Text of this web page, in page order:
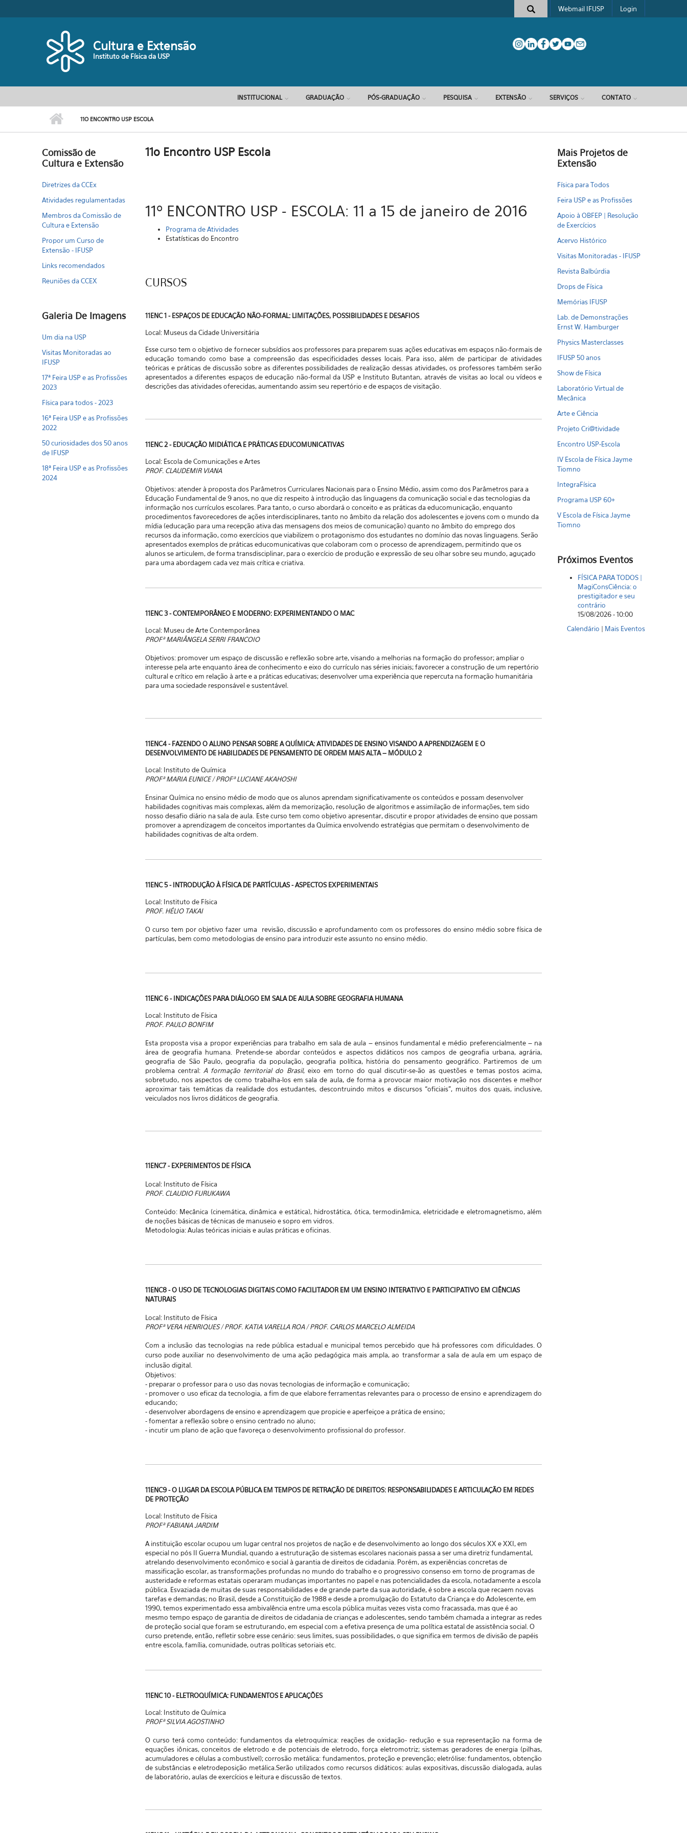
Formulário de busca
Webmail IFUSP Login
Cultura e Extensão
Instituto de Física da USP
INSTITUCIONAL GRADUAÇÃO PÓS-GRADUAÇÃO PESQUISA EXTENSÃO SERVIÇOS CONTATO
11O ENCONTRO USP ESCOLA
Comissão de
Cultura e Extensão
Diretrizes da CCEx
Atividades regulamentadas
Membros da Comissão de
Cultura e Extensão
Propor um Curso de
Extensão - IFUSP
Links recomendados
Reuniões da CCEX
Galeria De Imagens
Um dia na USP
Visitas Monitoradas ao
IFUSP
17ª Feira USP e as Profissões
2023
Física para todos - 2023
16ª Feira USP e as Profissões
2022
50 curiosidades dos 50 anos
de IFUSP
18ª Feira USP e as Profissões
2024
11o Encontro USP Escola
11º ENCONTRO USP - ESCOLA: 11 a 15 de janeiro de 2016
Programa de Atividades
Estatísticas do Encontro
CURSOS
11ENC 1 - ESPAÇOS DE EDUCAÇÃO NÃO-FORMAL: LIMITAÇÕES, POSSIBILIDADES E DESAFIOS
Local: Museus da Cidade Universitária
Esse curso tem o objetivo de fornecer subsídios aos professores para preparem suas ações educativas em espaços não-formais de
educação tomando como base a compreensão das especificidades desses locais. Para isso, além de participar de atividades
teóricas e práticas de discussão sobre as diferentes possibilidades de realização dessas atividades, os professores também serão
apresentados a diferentes espaços de educação não-formal da USP e Instituto Butantan, através de visitas ao local ou vídeos e
descrições das atividades oferecidas, aumentando assim seu repertório e de espaços de visitação.
11ENC 2 - EDUCAÇÃO MIDIÁTICA E PRÁTICAS EDUCOMUNICATIVAS
Local: Escola de Comunicações e Artes
PROF. CLAUDEMIR VIANA
Objetivos: atender à proposta dos Parâmetros Curriculares Nacionais para o Ensino Médio, assim como dos Parâmetros para a
Educação Fundamental de 9 anos, no que diz respeito à introdução das linguagens da comunicação social e das tecnologias da
informação nos currículos escolares. Para tanto, o curso abordará o conceito e as práticas da educomunicação, enquanto
procedimentos favorecedores de ações interdisciplinares, tanto no âmbito da relação dos adolescentes e jovens com o mundo da
mídia (educação para uma recepção ativa das mensagens dos meios de comunicação) quanto no âmbito do emprego dos
recursos da informação, como exercícios que viabilizem o protagonismo dos estudantes no domínio das novas linguagens. Serão
apresentados exemplos de práticas educomunicativas que colaboram com o processo de aprendizagem, permitindo que os
alunos se articulem, de forma transdisciplinar, para o exercício de produção e expressão de seu olhar sobre seu mundo, aguçado
para uma abordagem cada vez mais crítica e criativa.
11ENC 3 - CONTEMPORÂNEO E MODERNO: EXPERIMENTANDO O MAC
Local: Museu de Arte Contemporânea
PROFª MARIÂNGELA SERRI FRANCOIO
Objetivos: promover um espaço de discussão e reflexão sobre arte, visando a melhorias na formação do professor; ampliar o
interesse pela arte enquanto área de conhecimento e eixo do currículo nas séries iniciais; favorecer a construção de um repertório
cultural e crítico em relação à arte e a práticas educativas; desenvolver uma experiência que repercuta na formação humanitária
para uma sociedade responsável e sustentável.
11ENC4 - FAZENDO O ALUNO PENSAR SOBRE A QUÍMICA: ATIVIDADES DE ENSINO VISANDO A APRENDIZAGEM E O
DESENVOLVIMENTO DE HABILIDADES DE PENSAMENTO DE ORDEM MAIS ALTA – MÓDULO 2
Local: Instituto de Química
PROFª MARIA EUNICE / PROFª LUCIANE AKAHOSHI
Ensinar Química no ensino médio de modo que os alunos aprendam significativamente os conteúdos e possam desenvolver
habilidades cognitivas mais complexas, além da memorização, resolução de algoritmos e assimilação de informações, tem sido
nosso desafio diário na sala de aula. Este curso tem como objetivo apresentar, discutir e propor atividades de ensino que possam
promover a aprendizagem de conceitos importantes da Química envolvendo estratégias que permitam o desenvolvimento de
habilidades cognitivas de alta ordem.
11ENC 5 - INTRODUÇÃO À FÍSICA DE PARTÍCULAS - ASPECTOS EXPERIMENTAIS
Local: Instituto de Física
PROF. HÉLIO TAKAI
O curso tem por objetivo fazer uma revisão, discussão e aprofundamento com os professores do ensino médio sobre física de
partículas, bem como metodologias de ensino para introduzir este assunto no ensino médio.
11ENC 6 - INDICAÇÕES PARA DIÁLOGO EM SALA DE AULA SOBRE GEOGRAFIA HUMANA
Local: Instituto de Física
PROF. PAULO BONFIM
Esta proposta visa a propor experiências para trabalho em sala de aula – ensinos fundamental e médio preferencialmente – na
área de geografia humana. Pretende-se abordar conteúdos e aspectos didáticos nos campos de geografia urbana, agrária,
geografia de São Paulo, geografia da população, geografia política, história do pensamento geográfico. Partiremos de um
problema central: A formação territorial do Brasil, eixo em torno do qual discutir-se-ão as questões e temas postos acima,
sobretudo, nos aspectos de como trabalha-los em sala de aula, de forma a provocar maior motivação nos discentes e melhor
aproximar tais temáticas da realidade dos estudantes, descontruindo mitos e discursos “oficiais”, muitos dos quais, inclusive,
veiculados nos livros didáticos de geografia.
11ENC7 - EXPERIMENTOS DE FÍSICA
Local: Instituto de Física
PROF. CLAUDIO FURUKAWA
Conteúdo: Mecânica (cinemática, dinâmica e estática), hidrostática, ótica, termodinâmica, eletricidade e eletromagnetismo, além
de noções básicas de técnicas de manuseio e sopro em vidros.
Metodologia: Aulas teóricas iniciais e aulas práticas e oficinas.
11ENC8 - O USO DE TECNOLOGIAS DIGITAIS COMO FACILITADOR EM UM ENSINO INTERATIVO E PARTICIPATIVO EM CIÊNCIAS
NATURAIS
Local: Instituto de Física
PROFª VERA HENRIQUES / PROF. KATIA VARELLA ROA / PROF. CARLOS MARCELO ALMEIDA
Com a inclusão das tecnologias na rede pública estadual e municipal temos percebido que há professores com dificuldades. O
curso pode auxiliar no desenvolvimento de uma ação pedagógica mais ampla, ao transformar a sala de aula em um espaço de
inclusão digital.
Objetivos:
- preparar o professor para o uso das novas tecnologias de informação e comunicação;
- promover o uso eficaz da tecnologia, a fim de que elabore ferramentas relevantes para o processo de ensino e aprendizagem do
educando;
- desenvolver abordagens de ensino e aprendizagem que propicie e aperfeiçoe a prática de ensino;
- fomentar a reflexão sobre o ensino centrado no aluno;
- incutir um plano de ação que favoreça o desenvolvimento profissional do professor.
11ENC9 - O LUGAR DA ESCOLA PÚBLICA EM TEMPOS DE RETRAÇÃO DE DIREITOS: RESPONSABILIDADES E ARTICULAÇÃO EM REDES
DE PROTEÇÃO
Local: Instituto de Física
PROFª FABIANA JARDIM
A instituição escolar ocupou um lugar central nos projetos de nação e de desenvolvimento ao longo dos séculos XX e XXI, em
especial no pós II Guerra Mundial, quando a estruturação de sistemas escolares nacionais passa a ser uma diretriz fundamental,
atrelando desenvolvimento econômico e social à garantia de direitos de cidadania. Porém, as experiências concretas de
massificação escolar, as transformações profundas no mundo do trabalho e o progressivo consenso em torno de programas de
austeridade e reformas estatais operaram mudanças importantes no papel e nas potencialidades da escola, notadamente a escola
pública. Esvaziada de muitas de suas responsabilidades e de grande parte da sua autoridade, é sobre a escola que recaem novas
tarefas e demandas; no Brasil, desde a Constituição de 1988 e desde a promulgação do Estatuto da Criança e do Adolescente, em
1990, temos experimentado essa ambivalência entre uma escola pública muitas vezes vista como fracassada, mas que é ao
mesmo tempo espaço de garantia de direitos de cidadania de crianças e adolescentes, sendo também chamada a integrar as redes
de proteção social que foram se estruturando, em especial com a efetiva presença de uma política estatal de assistência social. O
curso pretende, então, refletir sobre esse cenário: seus limites, suas possibilidades, o que significa em termos de divisão de papéis
entre escola, família, comunidade, outras políticas setoriais etc.
11ENC 10 - ELETROQUÍMICA: FUNDAMENTOS E APLICAÇÕES
Local: Instituto de Química
PROFª SILVIA AGOSTINHO
O curso terá como conteúdo: fundamentos da eletroquímica: reações de oxidação- redução e sua representação na forma de
equações iônicas, conceitos de eletrodo e de potenciais de eletrodo, força eletromotriz; sistemas geradores de energia (pilhas,
acumuladores e células a combustível); corrosão metálica: fundamentos, proteção e prevenção; eletrólise: fundamentos, obtenção
de substâncias e eletrodeposição metálica.Serão utilizados como recursos didáticos: aulas expositivas, discussão dialogada, aulas
de laboratório, aulas de exercícios e leitura e discussão de textos.
Mais Projetos de
Extensão
Física para Todos
Feira USP e as Profissões
Apoio à OBFEP | Resolução
de Exercícios
Acervo Histórico
Visitas Monitoradas - IFUSP
Revista Balbúrdia
Drops de Física
Memórias IFUSP
Lab. de Demonstrações
Ernst W. Hamburger
Physics Masterclasses
IFUSP 50 anos
Show de Física
Laboratório Virtual de
Mecânica
Arte e Ciência
Projeto Cri@tividade
Encontro USP-Escola
IV Escola de Física Jayme
Tiomno
IntegraFísica
Programa USP 60+
V Escola de Física Jayme
Tiomno
Próximos Eventos
FÍSICA PARA TODOS |
MagiConsCiência: o
prestigitador e seu
contrário
15/08/2026 - 10:00
Calendário | Mais Eventos